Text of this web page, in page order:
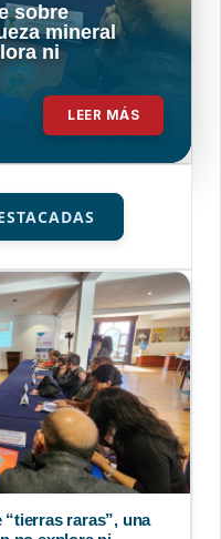
sobre
mineral
ni
LEER MÁS
“tierras raras”, una